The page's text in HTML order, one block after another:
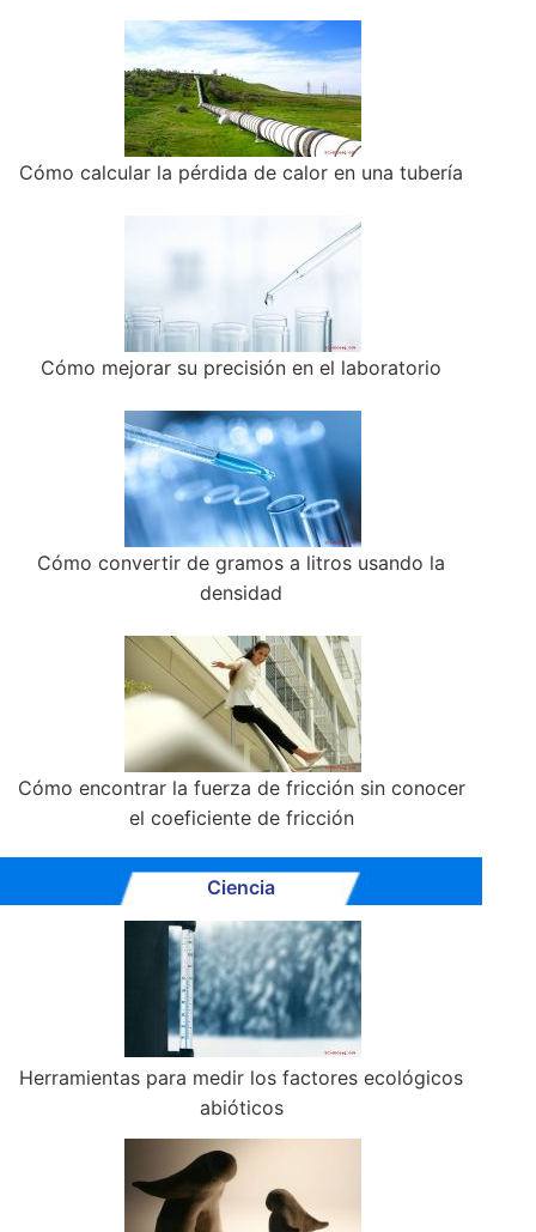
Cómo calcular la pérdida de calor en una tubería
Cómo mejorar su precisión en el laboratorio
Cómo convertir de gramos a litros usando la
densidad
Cómo encontrar la fuerza de fricción sin conocer
el coeficiente de fricción
Ciencia
Herramientas para medir los factores ecológicos
abióticos